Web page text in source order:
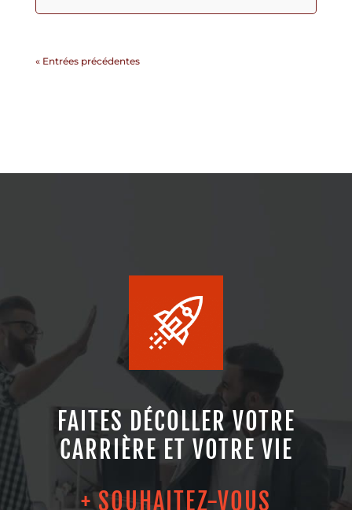
« Entrées précédentes
FAITES DÉCOLLER VOTRE
CARRIÈRE ET VOTRE VIE
+ SOUHAITEZ-VOUS